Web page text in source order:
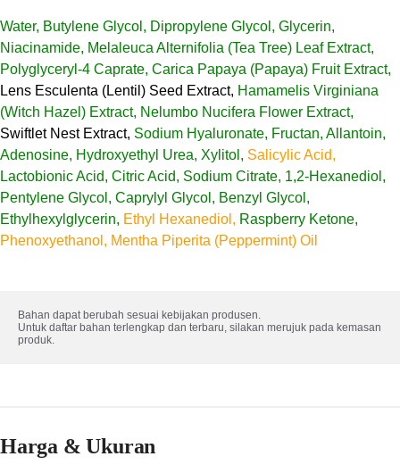
Water, Butylene Glycol, Dipropylene Glycol, Glycerin,
Niacinamide, Melaleuca Alternifolia (Tea Tree) Leaf Extract,
Polyglyceryl-4 Caprate, Carica Papaya (Papaya) Fruit Extract,
Lens Esculenta (Lentil) Seed Extract, Hamamelis Virginiana
(Witch Hazel) Extract, Nelumbo Nucifera Flower Extract,
Swiftlet Nest Extract, Sodium Hyaluronate, Fructan, Allantoin,
Adenosine, Hydroxyethyl Urea, Xylitol, Salicylic Acid,
Lactobionic Acid, Citric Acid, Sodium Citrate, 1,2-Hexanediol,
Pentylene Glycol, Caprylyl Glycol, Benzyl Glycol,
Ethylhexylglycerin, Ethyl Hexanediol, Raspberry Ketone,
Phenoxyethanol, Mentha Piperita (Peppermint) Oil
Bahan dapat berubah sesuai kebijakan produsen.
Untuk daftar bahan terlengkap dan terbaru, silakan merujuk pada kemasan
produk.
Harga & Ukuran